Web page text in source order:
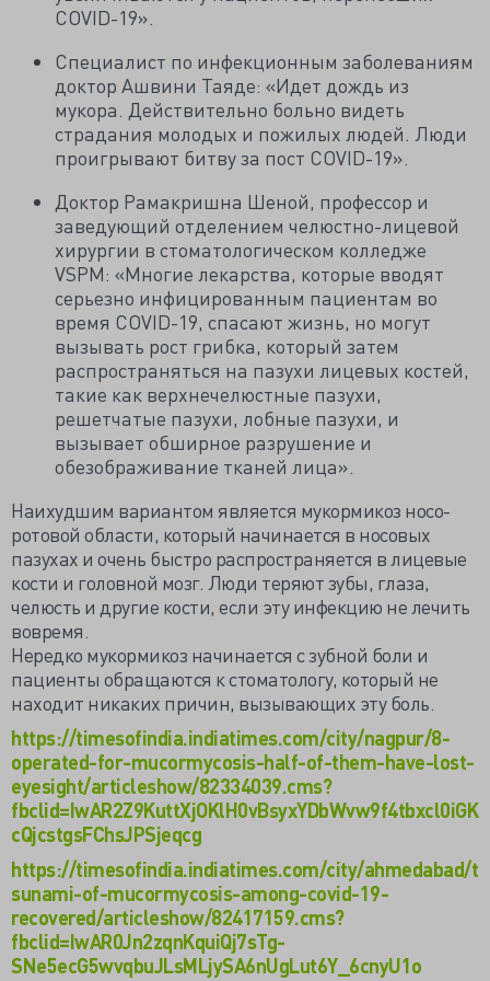
COVID-19».
Специалист по инфекционным заболеваниям
доктор Ашвини Таяде: «Идет дождь из
мукора. Действительно больно видеть
страдания молодых и пожилых людей. Люди
проигрывают битву за пост COVID-19».
Доктор Рамакришна Шеной, профессор и
заведующий отделением челюстно-лицевой
хирургии в стоматологическом колледже
VSPM: «Многие лекарства, которые вводят
серьезно инфицированным пациентам во
время COVID-19, спасают жизнь, но могут
вызывать рост грибка, который затем
распространяться на пазухи лицевых костей,
такие как верхнечелюстные пазухи,
решетчатые пазухи, лобные пазухи, и
вызывает обширное разрушение и
обезображивание тканей лица».
Наихудшим вариантом является мукормикоз носо-
ротовой области, который начинается в носовых
пазухах и очень быстро распространяется в лицевые
кости и головной мозг. Люди теряют зубы, глаза,
челюсть и другие кости, если эту инфекцию не лечить
вовремя.
Нередко мукормикоз начинается с зубной боли и
пациенты обращаются к стоматологу, который не
находит никаких причин, вызывающих эту боль.
https://timesofindia.indiatimes.com/city/nagpur/8-
operated-for-mucormycosis-half-of-them-have-lost-
eyesight/articleshow/82334039.cms?
fbclid=IwAR2Z9KuttXjOKlH0vBsyxYDbWvw9f4tbxcl0iGK
cQjcstgsFChsJPSjeqcg
https://timesofindia.indiatimes.com/city/ahmedabad/t
sunami-of-mucormycosis-among-covid-19-
recovered/articleshow/82417159.cms?
fbclid=IwAR0Jn2zqnKquiQj7sTg-
SNe5ecG5wvqbuJLsMLjySA6nUgLut6Y_6cnyU1o